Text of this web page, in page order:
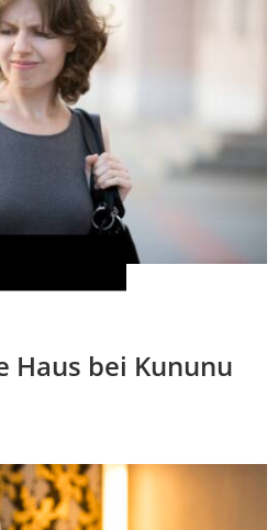
Haus bei Kununu